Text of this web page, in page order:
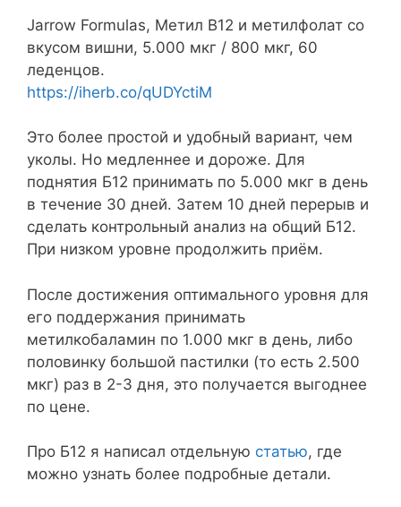
Jarrow Formulas, Метил B12 и метилфолат со
вкусом вишни, 5.000 мкг / 800 мкг, 60
леденцов.
https://iherb.co/qUDYctiM
Это более простой и удобный вариант, чем
уколы. Но медленнее и дороже. Для
поднятия Б12 принимать по 5.000 мкг в день
в течение 30 дней. Затем 10 дней перерыв и
сделать контрольный анализ на общий Б12.
При низком уровне продолжить приём.
После достижения оптимального уровня для
его поддержания принимать
метилкобаламин по 1.000 мкг в день, либо
половинку большой пастилки (то есть 2.500
мкг) раз в 2-3 дня, это получается выгоднее
по цене.
Про Б12 я написал отдельную статью, где
можно узнать более подробные детали.